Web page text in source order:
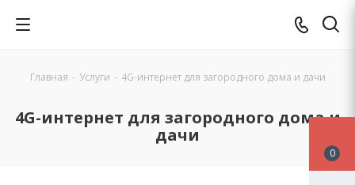
Главная - Услуги - 4G-интернет для загородного дома и дачи
4G-интернет для загородного дома и
дачи
0